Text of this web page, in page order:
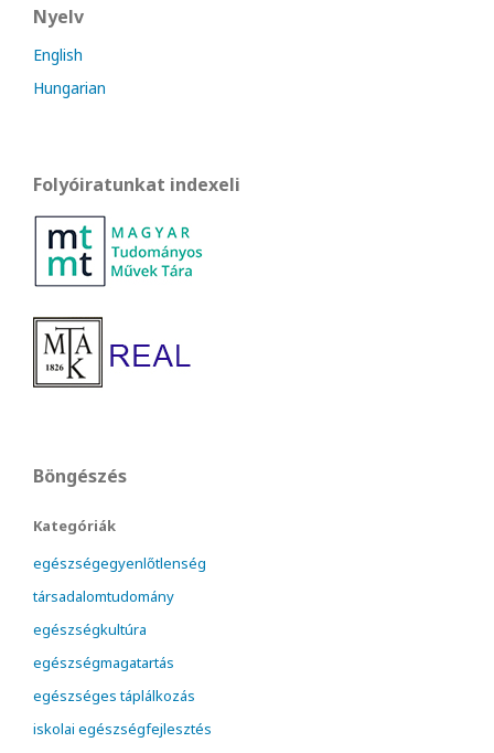
Nyelv
English
Hungarian
Folyóiratunkat indexeli
Böngészés
Kategóriák
egészségegyenlőtlenség
társadalomtudomány
egészségkultúra
egészségmagatartás
egészséges táplálkozás
iskolai egészségfejlesztés